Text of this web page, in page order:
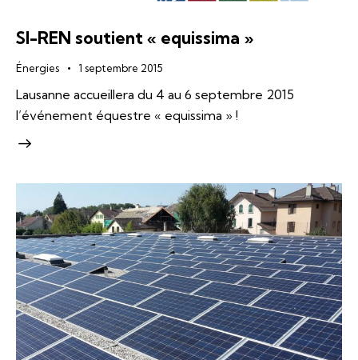
SI-REN soutient « equissima »
Énergies 1 septembre 2015
Lausanne accueillera du 4 au 6 septembre 2015
l’événement équestre « equissima » !